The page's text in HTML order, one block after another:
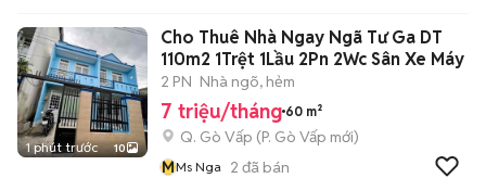
1 phút trước 10
Cho Thuê Nhà Ngay Ngã Tư Ga DT
110m2 1Trệt 1Lầu 2Pn 2Wc Sân Xe Máy
2 PN Nhà ngõ, hẻm
7 triệu/tháng 60 m²
Q. Gò Vấp (P. Gò Vấp mới)
MMs Nga 2 đã bán